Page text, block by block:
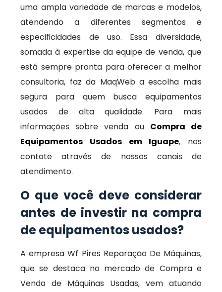
uma ampla variedade de marcas e modelos,
atendendo a diferentes segmentos e
especificidades de uso. Essa diversidade,
somada à expertise da equipe de venda, que
está sempre pronta para oferecer a melhor
consultoria, faz da MaqWeb a escolha mais
segura para quem busca equipamentos
usados de alta qualidade. Para mais
informações sobre venda ou Compra de
Equipamentos Usados em Iguape, nos
contate através de nossos canais de
atendimento.
O que você deve considerar
antes de investir na compra
de equipamentos usados?
A empresa Wf Pires Reparação De Máquinas,
que se destaca no mercado de Compra e
Venda de Máquinas Usadas, vem atuando